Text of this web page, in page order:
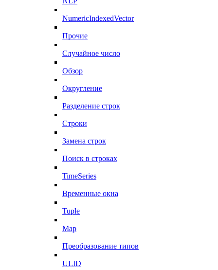
NumericIndexedVector
Прочие
Случайное число
Обзор
Округление
Разделение строк
Строки
Замена строк
Поиск в строках
TimeSeries
Временные окна
Tuple
Map
Преобразование типов
ULID